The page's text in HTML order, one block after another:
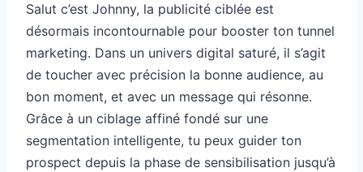
Salut c’est Johnny, la publicité ciblée est
désormais incontournable pour booster ton tunnel
marketing. Dans un univers digital saturé, il s’agit
de toucher avec précision la bonne audience, au
bon moment, et avec un message qui résonne.
Grâce à un ciblage affiné fondé sur une
segmentation intelligente, tu peux guider ton
prospect depuis la phase de sensibilisation jusqu’à